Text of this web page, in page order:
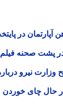
در پایتخت
صحنه فیلم
نیرو درباره
چای خوردن